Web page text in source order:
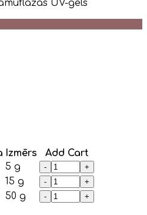
Izmērs
Add Cart
5 g - +
15 g - +
50 g - +